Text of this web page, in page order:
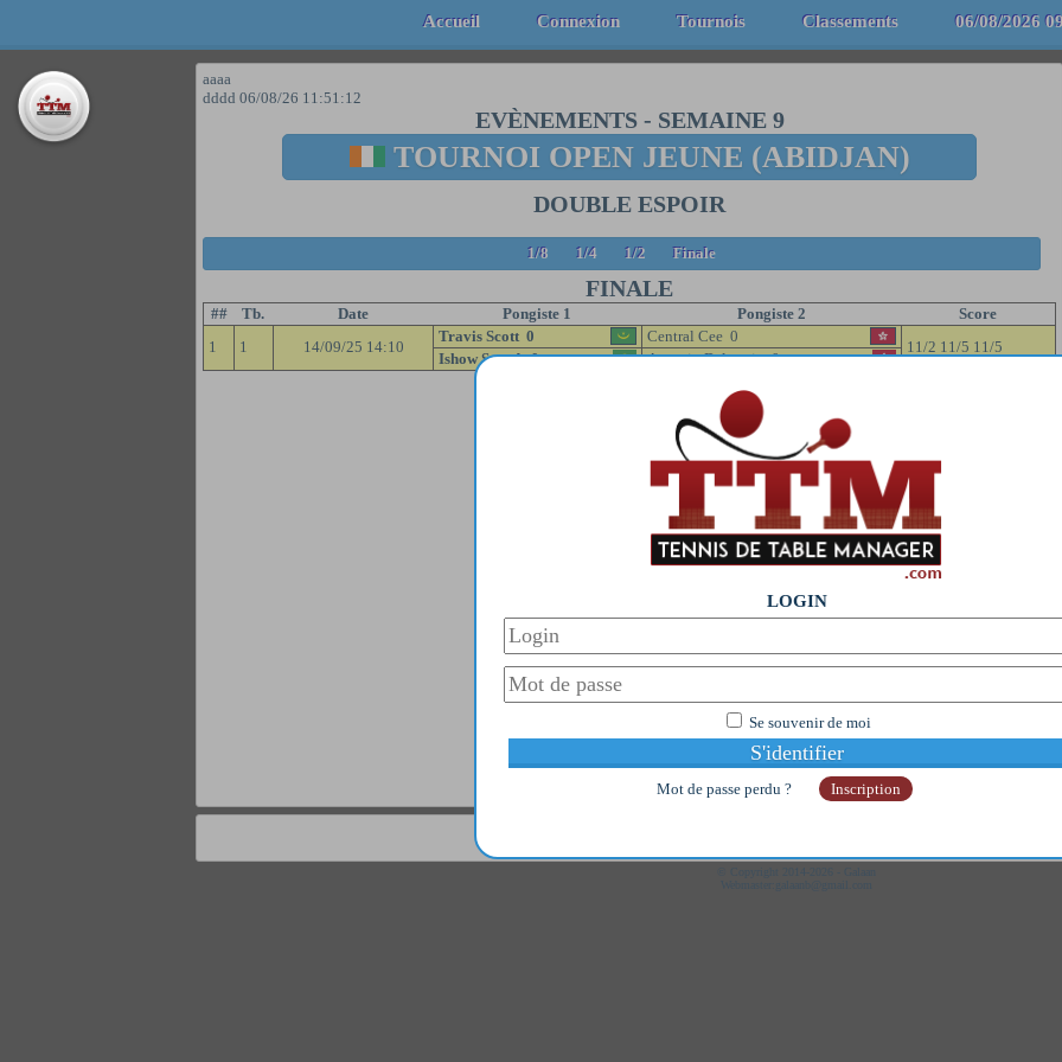
Accueil Connexion Tournois Classements 06/08/2026
LOGIN
Se souvenir de moi
Mot de passe perdu ? Inscription
aaaa
dddd 06/08/26 11:51:12
EVÈNEMENTS - SEMAINE 9
TOURNOI OPEN JEUNE (ABIDJAN)
DOUBLE ESPOIR
1/8 1/4 1/2 Finale
FINALE
## Tb. Date Pongiste 1 Pongiste 2
Score
1
1 14/09/25 14:10
Travis Scott 0 Central Cee 0
11/2 11/5 11/5
Ishow Speed 0 Antonio Deluppio 0
© Copyright 2014-2026 - Galaan
Webmaster: